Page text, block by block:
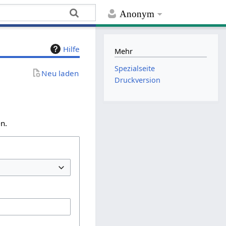
Anonym
Hilfe
Neu laden
Mehr
Spezialseite
Druckversion